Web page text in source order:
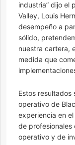
industria” dijo el
Valley, Louis
desempeño a
sólido,
nuestra cartera,
medida que
Estos
operativo de
experiencia en
de profesionales
operativo y de